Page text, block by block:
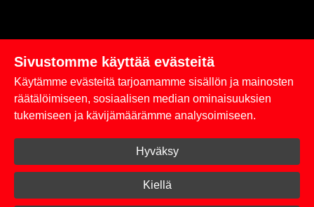
Linkit
Rekisteriseloste
Toimitus- ja maksuehdot
Kirjaudu sisään
Sivustomme käyttää evästeitä
Käytämme evästeitä tarjoamamme sisällön ja mainosten
räätälöimiseen, sosiaalisen median ominaisuuksien
tukemiseen ja kävijämäärämme analysoimiseen.
Hyväksy
Kiellä